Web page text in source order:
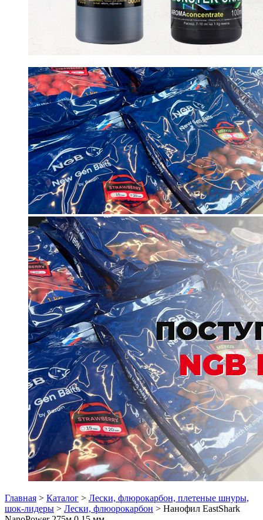
Главная > Каталог > Лески, флюрокарбон, плетеные шнуры,
шок-лидеры > Лески, флюорокарбон > Нанофил EastShark